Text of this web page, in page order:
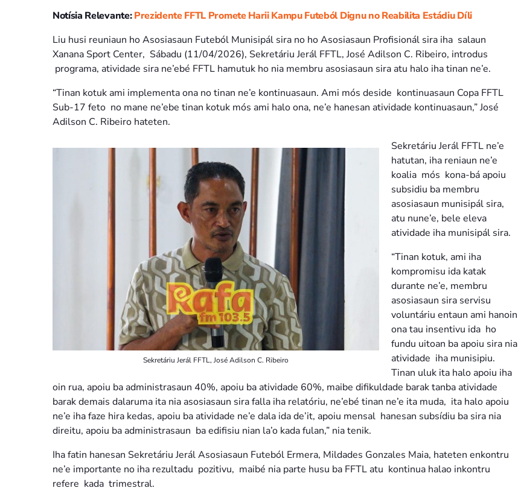
Notísia Relevante:Prezidente FFTL Promete Harii Kampu Futeból Dignu no Reabilita Estádiu Díli
Liu husi reuniaun ho Asosiasaun Futeból Munisipál sira no ho Asosiasaun Profisionál sira iha salaun
Xanana Sport Center, Sábadu (11/04/2026), Sekretáriu Jerál FFTL, José Adilson C. Ribeiro, introdus
programa, atividade sira ne’ebé FFTL hamutuk ho nia membru asosiasaun sira atu halo iha tinan ne’e.
“Tinan kotuk ami implementa ona no tinan ne’e kontinuasaun. Ami mós deside kontinuasaun Copa FFTL
Sub-17 feto no mane ne’ebe tinan kotuk mós ami halo ona, ne’e hanesan atividade kontinuasaun,” José
Adilson C. Ribeiro hateten.
Sekretáriu Jerál FFTL, José Adilson C. Ribeiro
Sekretáriu Jerál FFTL ne’e
hatutan, iha reniaun ne’e
koalia mós kona-bá apoiu
subsidiu ba membru
asosiasaun munisipál sira,
atu nune’e, bele eleva
atividade iha munisipál sira.
“Tinan kotuk, ami iha
kompromisu ida katak
durante ne’e, membru
asosiasaun sira servisu
voluntáriu entaun ami hanoin
ona tau insentivu ida ho
fundu uitoan ba apoiu sira nia
atividade iha munisipiu.
Tinan uluk ita halo apoiu iha
oin rua, apoiu ba administrasaun 40%, apoiu ba atividade 60%, maibe difikuldade barak tanba atividade
barak demais dalaruma ita nia asosiasaun sira falla iha relatóriu, ne’ebé tinan ne’e ita muda, ita halo apoiu
ne’e iha faze hira kedas, apoiu ba atividade ne’e dala ida de’it, apoiu mensal hanesan subsídiu ba sira nia
direitu, apoiu ba administrasaun ba edifisiu nian la’o kada fulan,” nia tenik.
Iha fatin hanesan Sekretáriu Jerál Asosiasaun Futeból Ermera, Mildades Gonzales Maia, hateten enkontru
ne’e importante no iha rezultadu pozitivu, maibé nia parte husu ba FFTL atu kontinua halao inkontru
refere kada trimestral.